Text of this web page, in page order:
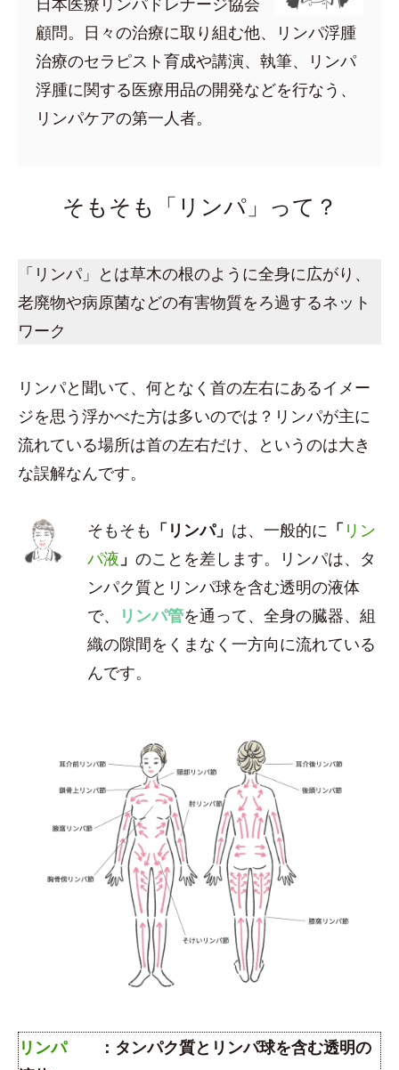
顧問。日々の治療に取り組む他、リンパ浮腫
治療のセラピスト育成や講演、執筆、リンパ
浮腫に関する医療用品の開発などを行なう、
リンパケアの第一人者。
そもそも「リンパ」って？
「リンパ」とは草木の根のように全身に広がり、
老廃物や病原菌などの有害物質をろ過するネット
ワーク
リンパと聞いて、何となく首の左右にあるイメー
ジを思う浮かべた方は多いのでは？リンパが主に
流れている場所は首の左右だけ、というのは大き
な誤解なんです。
そもそも 「リンパ」 は、一般的に 「 リン
パ液 」のことを差します。リンパは、タ
ンパク質とリンパ球を含む透明の液体
で、
リンパ管を通って、全身の臓器、組
織の隙間をくまなく一方向に流れている
んです。
リンパ：タンパク質とリンパ球を含む透明の